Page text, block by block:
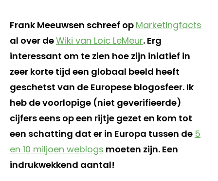
Frank Meeuwsen schreef op Marketingfacts
al over deWiki van Loic LeMeur. Erg
interessant om te zien hoe zijn iniatief in
zeer korte tijd een globaal beeld heeft
geschetst van de Europese blogosfeer. Ik
heb de voorlopige (niet geverifieerde)
cijfers eens op een rijtje gezet en kom tot
een schatting dat er in Europa tussen de 5
en 10 miljoen weblogs moeten zijn. Een
indrukwekkend aantal!